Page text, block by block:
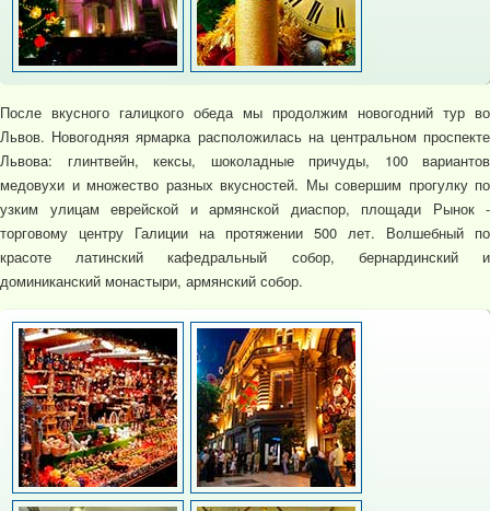
После вкусного галицкого обеда мы продолжим новогодний тур во
Львов. Новогодняя ярмарка расположилась на центральном проспекте
Львова: глинтвейн, кексы, шоколадные причуды, 100 вариантов
медовухи и множество разных вкусностей. Мы совершим прогулку по
узким улицам еврейской и армянской диаспор, площади Рынок -
торговому центру Галиции на протяжении 500 лет. Волшебный по
красоте латинский кафедральный собор, бернардинский и
доминиканский монастыри, армянский собор.